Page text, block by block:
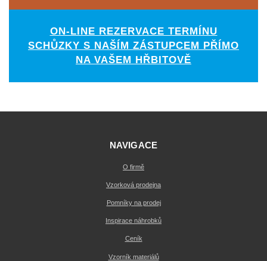
ON-LINE REZERVACE TERMÍNU
SCHŮZKY S NAŠÍM ZÁSTUPCEM PŘÍMO
NA VAŠEM HŘBITOVĚ
NAVIGACE
O firmě
Vzorková prodejna
Pomníky na prodej
Inspirace náhrobků
Ceník
Vzorník materiálů